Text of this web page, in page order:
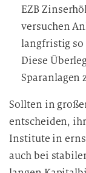
EZB
versuchen
langfristig so
Diese
Sparanlagen
Sollten in
entscheiden,
Institute in
auch bei